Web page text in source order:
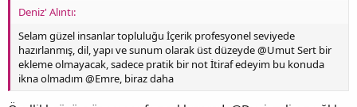
Deniz' Alıntı:
Selam güzel insanlar topluluğu İçerik profesyonel seviyede
hazırlanmış, dil, yapı ve sunum olarak üst düzeyde @Umut Sert bir
ekleme olmayacak, sadece pratik bir not İtiraf edeyim bu konuda
ikna olmadım @Emre, biraz daha